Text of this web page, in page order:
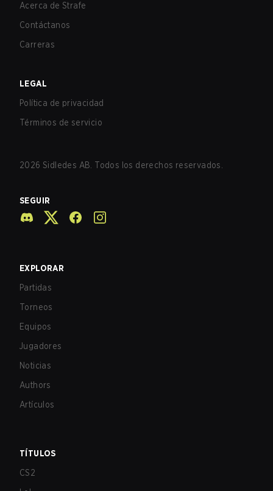
Acerca de Strafe
Contáctanos
Carreras
LEGAL
Política de privacidad
Términos de servicio
2026 Sidledes AB. Todos los derechos reservados.
SEGUIR
EXPLORAR
Partidas
Torneos
Equipos
Jugadores
Noticias
Authors
Artículos
TÍTULOS
CS2